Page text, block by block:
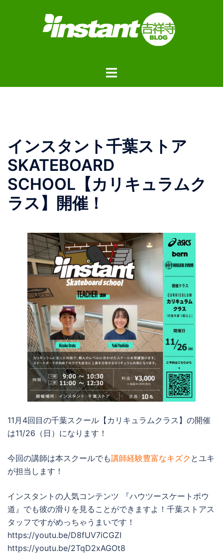
ト
ー
インスタント千葉ストア
SKATEBOARD
SCHOOL【カリキュラムク
ラス】開催！
11月4回目の千葉スクール【カリキュラムクラス】の開催
は11/26（日）になります！
今回の講師は本スクールでも講師経験豊富なキズク とユキ
が担当します！
インスタントの人気コンテンツ 『ハウツースケートボウ
道』でも彼の滑りを見ることができますよ！千葉ストアス
タッフですがめっちゃうまいです！
https://youtu.be/D8fUV7iCGZI
https://youtu.be/2TqD2xAGOt8